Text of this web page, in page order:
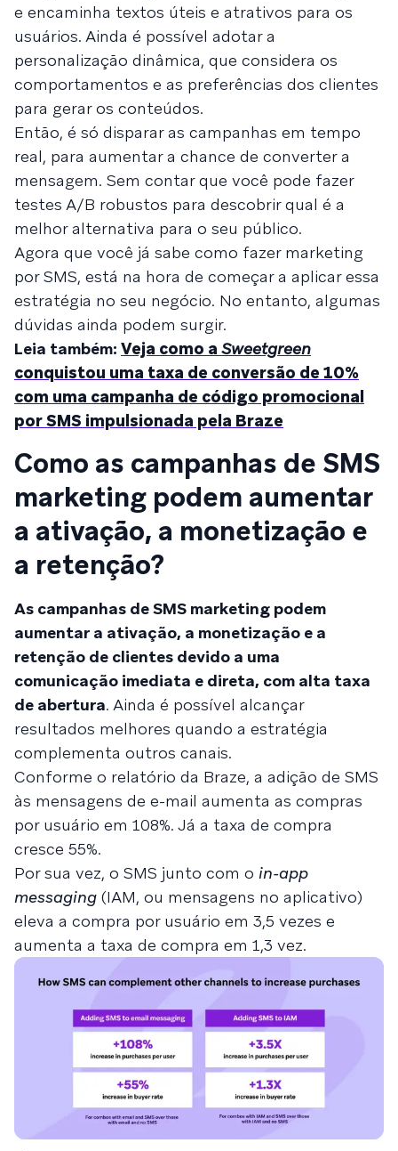
e encaminha textos úteis e atrativos para os
usuários. Ainda é possível adotar a
personalização dinâmica, que considera os
comportamentos e as preferências dos clientes
para gerar os conteúdos.
Então, é só disparar as campanhas em tempo
real, para aumentar a chance de converter a
mensagem. Sem contar que você pode fazer
testes A/B robustos para descobrir qual é a
melhor alternativa para o seu público.
Agora que você já sabe como fazer marketing
por SMS, está na hora de começar a aplicar essa
estratégia no seu negócio. No entanto, algumas
dúvidas ainda podem surgir.
Leia também: Veja como a Sweetgreen
conquistou uma taxa de conversão de 10%
com uma campanha de código promocional
por SMS impulsionada pela Braze
Como as campanhas de SMS
marketing podem aumentar
a ativação, a monetização e
a retenção?
As campanhas de SMS marketing podem
aumentar a ativação, a monetização e a
retenção de clientes devido a uma
comunicação imediata e direta, com alta taxa
de abertura. Ainda é possível alcançar
resultados melhores quando a estratégia
complementa outros canais.
Conforme o relatório da Braze, a adição de SMS
às mensagens de e-mail aumenta as compras
por usuário em 108%. Já a taxa de compra
cresce 55%.
Por sua vez, o SMS junto com o in-app
messaging (IAM, ou mensagens no aplicativo)
eleva a compra por usuário em 3,5 vezes e
aumenta a taxa de compra em 1,3 vez.